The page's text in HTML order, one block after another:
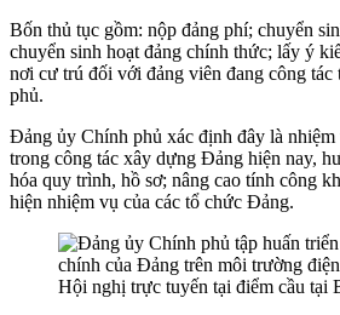
Bốn thủ tục gồm: nộp đảng phí; chuyển
chuyển sinh hoạt đảng chính thức; lấy ý
nơi cư trú đối với đảng viên đang công
phủ.
Đảng ủy Chính phủ xác định đây là nhiệm
trong công tác xây dựng Đảng hiện nay,
hóa quy trình, hồ sơ; nâng cao tính công
hiện nhiệm vụ của các tổ chức Đảng.
Hội nghị trực tuyến tại điểm cầu